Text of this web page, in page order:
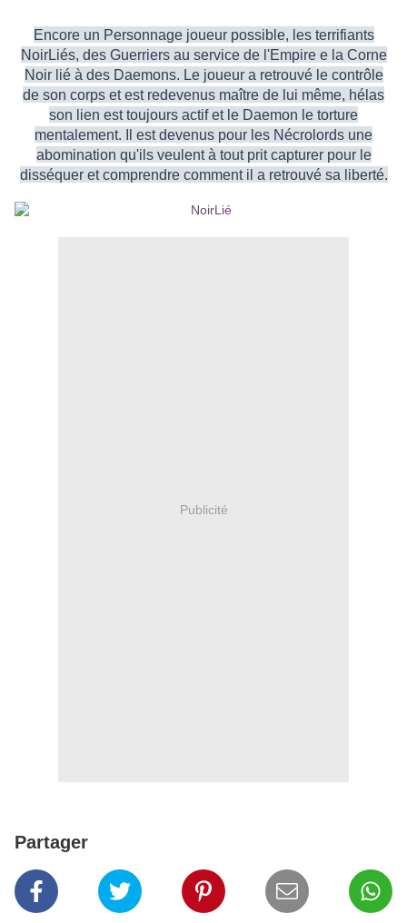
Encore un Personnage joueur possible, les terrifiants
NoirLiés, des Guerriers au service de l'Empire e la Corne
Noir lié à des Daemons. Le joueur a retrouvé le contrôle
de son corps et est redevenus maître de lui même, hélas
son lien est toujours actif et le Daemon le torture
mentalement. Il est devenus pour les Nécrolords une
abomination qu'ils veulent à tout prit capturer pour le
disséquer et comprendre comment il a retrouvé sa liberté.
Publicité
Partager